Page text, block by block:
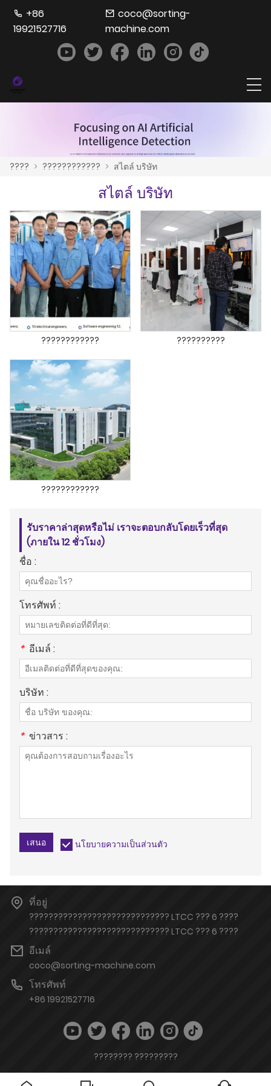
+86
19921527716
coco@sorting-
machine.com
???? > ???????????? > สไตล์ บริษัท
สไตล์ บริษัท
???????????? ??????????
????????????
รับราคาล่าสุดหรือไม่ เราจะตอบกลับโดยเร็วที่สุด
(ภายใน 12 ชั่วโมง)
ชื่อ :
โทรศัพท์ :
* อีเมล์ :
บริษัท :
* ข่าวสาร :
เสนอ นโยบายความเป็นส่วนตัว
ที่อยู่
????????????????????????????? LTCC ??? 6 ????
????????????????????????????? LTCC ??? 6 ????
อีเมล์
coco@sorting-machine.com
โทรศัพท์
+86 19921527716
???????? ?????????